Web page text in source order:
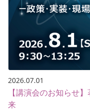
2026.07.01
【講演会のお知らせ
来